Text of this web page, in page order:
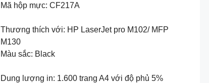
was:
is:
Mã hộp mực: CF217A
Thương thích với: HP LaserJet pro M102/ MFP
M130
Màu sắc: Black
Dung lượng in: 1.600 trang A4 với độ phủ 5%